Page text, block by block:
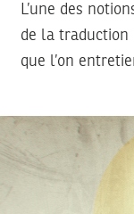
L’une des
de la traduction
que l’on